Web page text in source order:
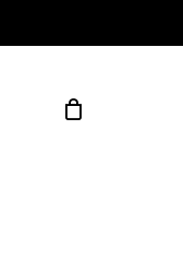
Close